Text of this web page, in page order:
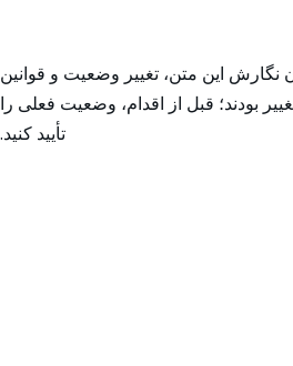
در زمان نگارش این متن، تغییر وضعیت و قوانین
بودند؛ قبل از اقدام، وضعیت فعلی را
تأیید کنید.